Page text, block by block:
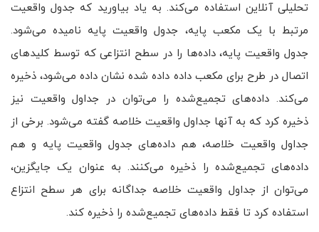
تحلیلی آنلاین استفاده می‌کند. به یاد بیاورید که جدول واقعیت
مرتبط با یک مکعب پایه، جدول واقعیت پایه نامیده می‌شود.
جدول واقعیت پایه، داده‌ها را در سطح انتزاعی که توسط کلیدهای
اتصال در طرح برای مکعب داده داده شده نشان داده می‌شود، ذخیره
می‌کند. داده‌های تجمیع‌شده را می‌توان در جداول واقعیت نیز
ذخیره کرد که به آنها جداول واقعیت خلاصه گفته می‌شود. برخی از
جداول واقعیت خلاصه، هم داده‌های جدول واقعیت پایه و هم
داده‌های تجمیع‌شده را ذخیره می‌کنند. به عنوان یک جایگزین،
می‌توان از جداول واقعیت خلاصه جداگانه برای هر سطح انتزاع
استفاده کرد تا فقط داده‌های تجمیع‌شده را ذخیره کند.